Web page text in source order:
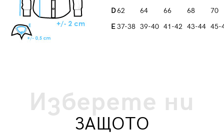
D62 64 66 68
70
E 37-38 39-40 41-42 43-44 45-
Изберете ни
ЗАЩОТО